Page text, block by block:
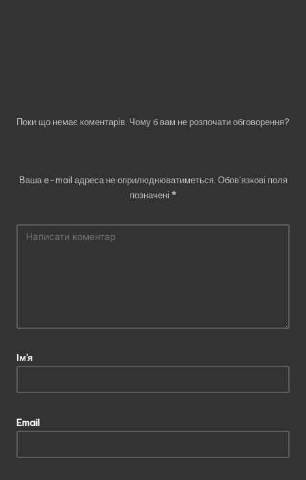
Поки що немає коментарів. Чому б вам не розпочати обговорення?
Ваша e-mail адреса не оприлюднюватиметься. Обов’язкові поля
позначені *
Ім'я
Email